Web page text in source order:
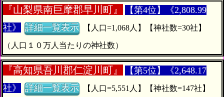
『山梨県南巨摩郡早川町』
【第4位】《2,808.99
社》
詳細一覧表示
（人口１０万人当たりの神社数）
『高知県吾川郡仁淀川町』
【第5位】《2,648.17
社》
詳細一覧表示